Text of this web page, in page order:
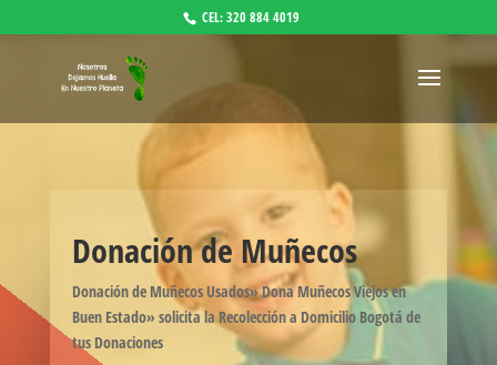
CEL: 320 884 4019
Donación de Muñecos
Donación de Muñecos Usados» Dona Muñecos Viejos en
Buen Estado» solicita la Recolección a Domicilio Bogotá de
tus Donaciones